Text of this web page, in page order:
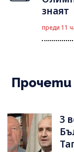
знаят
преди 11
3